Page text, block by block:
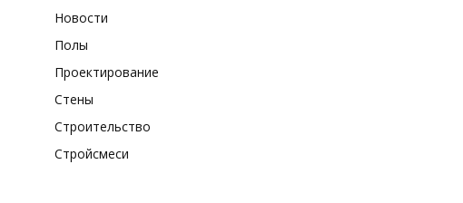
Новости
Полы
Проектирование
Стены
Строительство
Стройсмеси